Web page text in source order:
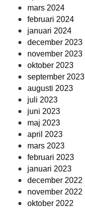
mars 2024
februari 2024
januari 2024
december 2023
november 2023
oktober 2023
september 2023
augusti 2023
juli 2023
juni 2023
maj 2023
april 2023
mars 2023
februari 2023
januari 2023
december 2022
november 2022
oktober 2022